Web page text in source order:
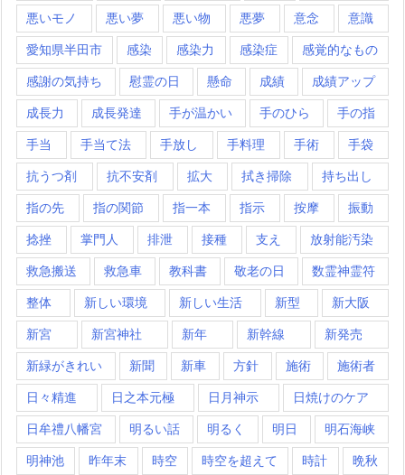
悪いモノ 悪い夢 悪い物 悪夢 意念 意識
愛知県半田市 感染 感染力 感染症 感覚的なもの
感謝の気持ち 慰霊の日 懸命 成績 成績アップ
成長力 成長発達 手が温かい 手のひら 手の指
手当 手当て法 手放し 手料理 手術 手袋
抗うつ剤 抗不安剤 拡大 拭き掃除 持ち出し
指の先 指の関節 指一本 指示 按摩 振動
捻挫 掌門人 排泄 接種 支え 放射能汚染
救急搬送 救急車 教科書 敬老の日 数霊神霊符
整体 新しい環境 新しい生活 新型 新大阪
新宮 新宮神社 新年 新幹線 新発売
新緑がきれい 新聞 新車 方針 施術 施術者
日々精進 日之本元極 日月神示 日焼けのケア
日牟禮八幡宮 明るい話 明るく 明日 明石海峡
明神池 昨年末 時空 時空を超えて 時計 晩秋